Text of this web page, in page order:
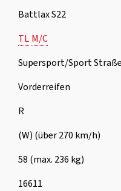
Battlax S22
TL M/C
Supersport/Sport
Vorderreifen
R
(W) (über 270 km/h)
58 (max. 236 kg)
16611